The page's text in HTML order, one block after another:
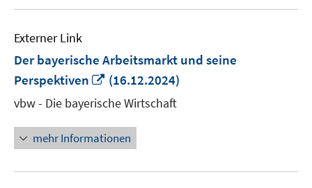
Externer Link
Der bayerische Arbeitsmarkt und seine
Perspektiven
In
neuem
Fenster
öffnen
(16.12.2024)
vbw - Die bayerische Wirtschaft
mehr Informationen